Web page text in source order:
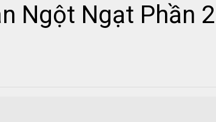
Ngột Ngạt Phần 2